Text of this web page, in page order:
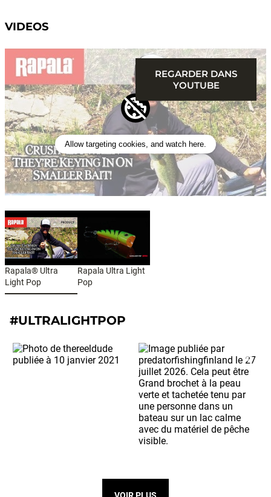
VIDEOS
Allow targeting cookies, and watch here.
REGARDER DANS
YOUTUBE
Rapala® Ultra
Light Pop
Rapala Ultra Light
Pop
#ULTRALIGHTPOP
VOIR PLUS